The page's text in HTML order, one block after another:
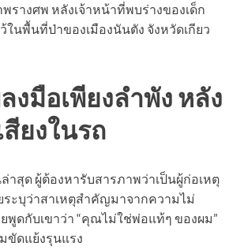
รางศพ หลังเจ้าหน้าที่พบร่างของเด็ก
ในพื้นที่ป่าของเมืองนันตัง จังหวัดเกียว
งมือเพียงลำพัง หลัง
สียงในรถ
าสุด ผู้ต้องหารับสารภาพว่าเป็นผู้ก่อเหตุ
ระบุว่าสาเหตุสำคัญมาจากความไม่
พูดกับเขาว่า “คุณไม่ใช่พ่อแท้ๆ ของผม”
ขัดแย้งรุนแรง